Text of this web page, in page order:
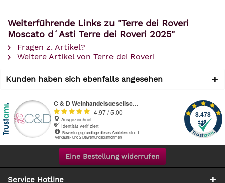
Weiterführende Links zu "Terre dei Roveri
Moscato d´Asti Terre dei Roveri 2025"
Fragen z. Artikel?
Weitere Artikel von Terre dei Roveri
Kunden haben sich ebenfalls angesehen
Eine Bestellung widerrufen
Service Hotline